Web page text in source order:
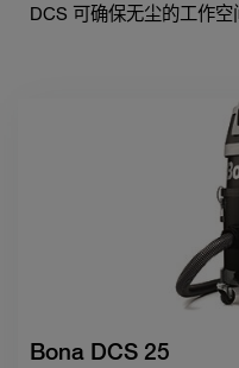
DCS 可确保无尘的工作空
Bona DCS 25